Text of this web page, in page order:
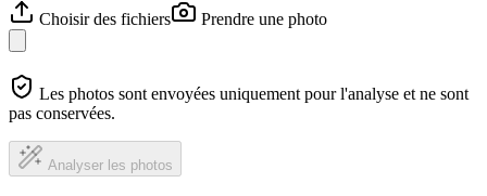
Choisir des fichiers Prendre une photo
Les photos sont envoyées uniquement pour l'analyse et ne sont
pas conservées.
Analyser les photos